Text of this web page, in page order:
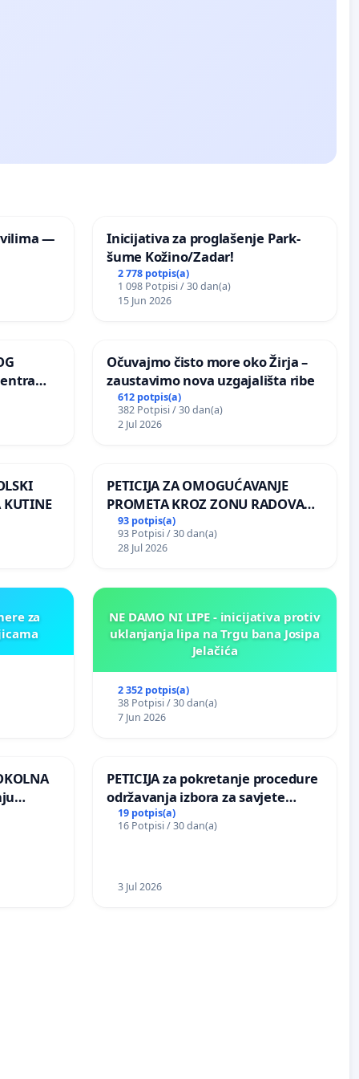
—
Inicijativa za proglašenje Park-
šume Kožino/Zadar!
2 778 potpis(a)
1 098 Potpisi / 30 dan(a)
15 Jun 2026
stabala
Očuvajmo čisto more oko Žirja –
zaustavimo nova uzgajališta ribe
612 potpis(a)
382 Potpisi / 30 dan(a)
2 Jul 2026
KUTINE
PETICIJA ZA OMOGUĆAVANJE
PROMETA KROZ ZONU RADOVA
ZA STANOVNIKE Mjesnog odbora
Kamensko i Lemić Brdo
93 potpis(a)
93 Potpisi / 30 dan(a)
28 Jul 2026
za
NE DAMO NI LIPE - inicijativa protiv
uklanjanja lipa na Trgu bana Josipa
Jelačića
2 352 potpis(a)
38 Potpisi / 30 dan(a)
7 Jun 2026
na
PETICIJA za pokretanje procedure
održavanja izbora za savjete
mjesnih zajednica u Općini
Bugojno
19 potpis(a)
16 Potpisi / 30 dan(a)
3 Jul 2026